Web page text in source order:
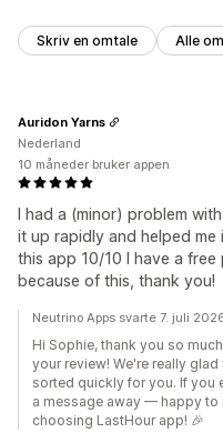
Skriv en omtale Alle
I had a (minor) problem
it up rapidly and helped me
this app 10/10 I have a
because of this, thank you!
Auridon Yarns
Nederland
10 måneder bruker appen
Neutrino Apps svarte 7. juli
Hi Sophie, thank you so
your review! We're really
sorted quickly for you. If you
a message away — happy to
choosing LastHour app! 🎉